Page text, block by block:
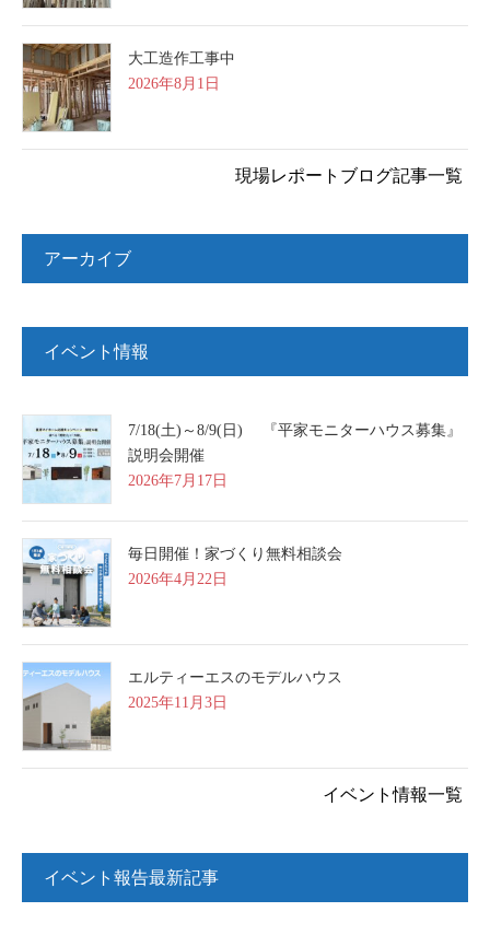
大工造作工事中
2026年8月1日
現場レポートブログ記事一覧
アーカイブ
イベント情報
7/18(土)～8/9(日) 『平家モニターハウス募集』
説明会開催
2026年7月17日
毎日開催！家づくり無料相談会
2026年4月22日
エルティーエスのモデルハウス
2025年11月3日
イベント情報一覧
イベント報告最新記事